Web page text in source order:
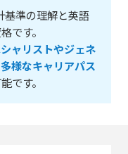
基準の理解と英語
です。
ャリストやジェネ
多様なキャリアパス
です。